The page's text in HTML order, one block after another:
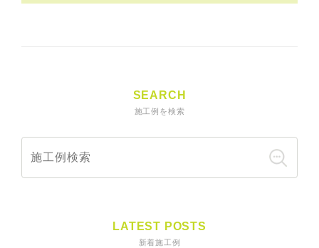
SEARCH
施工例を検索
LATEST POSTS
新着施工例